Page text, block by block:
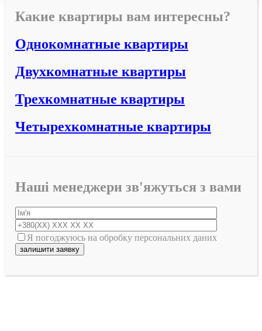
Какие квартиры вам интересны?
Однокомнатные квартиры
Двухкомнатные квартиры
Трехкомнатные квартиры
Четырехкомнатные квартиры
Наші менеджери зв'яжуться з вами
Я погоджуюсь на обробку персональних даних